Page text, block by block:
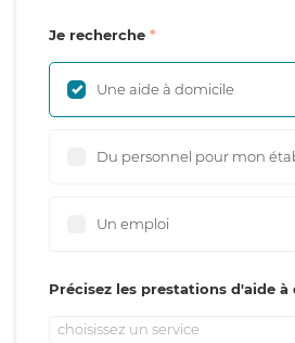
Je recherche
Une aide à domicile
Du personnel pour mon
Un emploi
Précisez les prestations d'aide
choisissez un service